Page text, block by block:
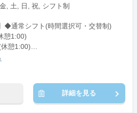
, 土, 日, 祝, シフト制
◆通常シフト(時間選択可・交替制)
憩1:00)
憩1:00)
憩1:00)
間程度/月
詳細を見る